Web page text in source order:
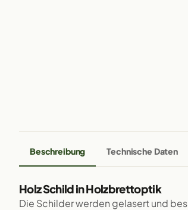
Beschreibung Technische Daten
Holz Schild in Holzbrettoptik
Die Schilder werden gelasert und